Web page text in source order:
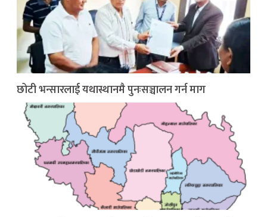
छोटी भन्सारलाई यथास्थानमै पुनःसञ्चालन गर्न माग